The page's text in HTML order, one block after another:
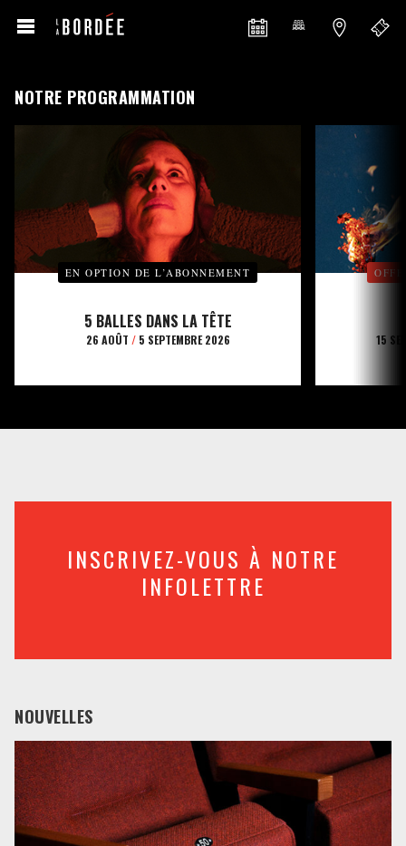
NOTRE PROGRAMMATION
EN OPTION DE L’ABONNEMENT
5 BALLES DANS LA TÊTE
26 AOÛT /5 SEPTEMBRE 2026 15
INSCRIVEZ-VOUS À NOTRE
INFOLETTRE
NOUVELLES